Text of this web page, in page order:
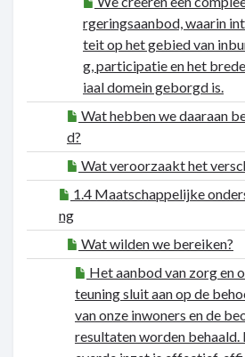
rgeringsaanbod, waarin
teit op het gebied van
g, participatie en het
iaal domein geborgd is.
Wat hebben we daaraan
d?
Wat veroorzaakt het
1.4 Maatschappelijke
ng
Wat wilden we bereiken?
Het aanbod van zorg en
teuning sluit aan op de
van onze inwoners en de
resultaten worden behaald.